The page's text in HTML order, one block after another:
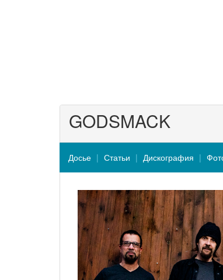
GODSMACK
Досье Статьи Дискография